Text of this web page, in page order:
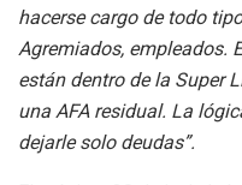
hacerse cargo de todo
Agremiados, empleados.
están dentro de la Super
una AFA residual. La
dejarle solo deudas”.